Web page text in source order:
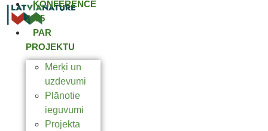
KONFERENCE
2025
PAR
PROJEKTU
Mērķi un
uzdevumi
Plānotie
ieguvumi
Projekta